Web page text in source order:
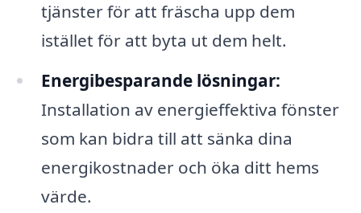
tjänster för att fräscha upp dem
istället för att byta ut dem helt.
Energibesparande lösningar:
Installation av energieffektiva fönster
som kan bidra till att sänka dina
energikostnader och öka ditt hems
värde.